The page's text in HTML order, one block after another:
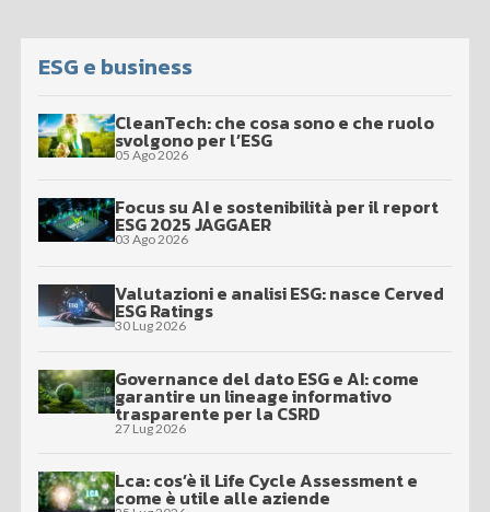
ESG e business
CleanTech: che cosa sono e che ruolo
svolgono per l’ESG
05 Ago 2026
Focus su AI e sostenibilità per il report
ESG 2025 JAGGAER
03 Ago 2026
Valutazioni e analisi ESG: nasce Cerved
ESG Ratings
30 Lug 2026
Governance del dato ESG e AI: come
garantire un lineage informativo
trasparente per la CSRD
27 Lug 2026
Lca: cos’è il Life Cycle Assessment e
come è utile alle aziende